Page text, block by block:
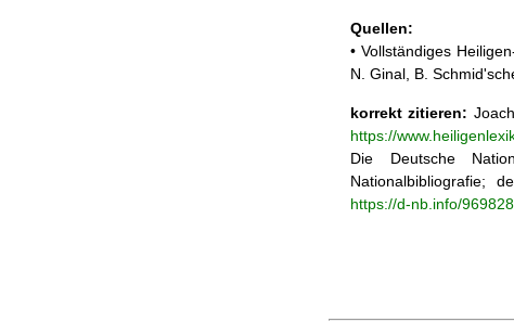
Quellen:
• Vollständiges
N. Ginal, B.
korrekt zitieren:
https://
Die Deutsche
Nationalbibliografie;
https://d-nb.info/